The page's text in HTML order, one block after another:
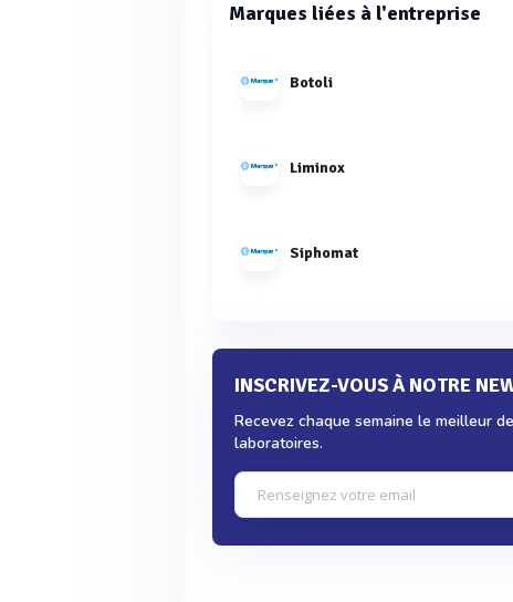
Marques liées à l'entreprise
Botoli
Liminox
Siphomat
INSCRIVEZ-VOUS À NOTRE
Recevez chaque semaine le meilleur
laboratoires.